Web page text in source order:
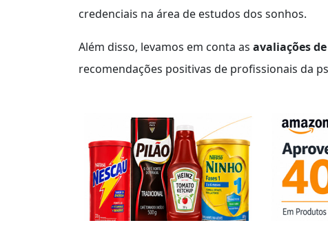
credenciais na área de estudos dos sonhos.
Além disso, levamos em conta as avaliações
recomendações positivas de profissionais da